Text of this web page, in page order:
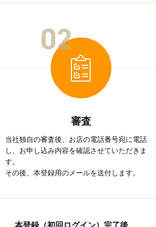
審査
当社独自の審査後、お店の電話番号宛に電話
し、お申し込み内容を確認させていただきま
す。
その後、本登録用のメールを送付します。